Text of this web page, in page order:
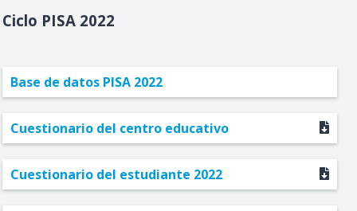
2022
Base de datos PISA 2022
Cuestionario del centro educativo
Cuestionario del estudiante 2022